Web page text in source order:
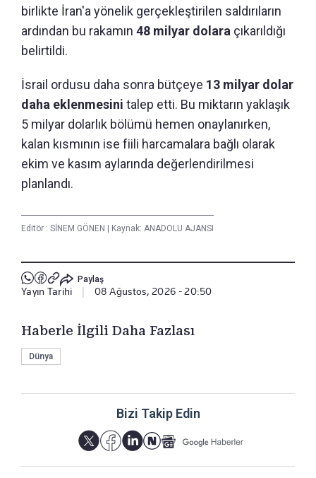
birlikte İran'a yönelik gerçekleştirilen saldırıların
ardından bu rakamın 48 milyar dolara çıkarıldığı
belirtildi.
İsrail ordusu daha sonra bütçeye 13 milyar dolar
daha eklenmesini talep etti. Bu miktarın yaklaşık
5 milyar dolarlık bölümü hemen onaylanırken,
kalan kısmının ise fiili harcamalara bağlı olarak
ekim ve kasım aylarında değerlendirilmesi
planlandı.
Editör : SİNEM GÖNEN Kaynak: ANADOLU AJANSI
Paylaş
Yayın Tarihi 08 Ağustos, 2026 - 20:50
Haberle İlgili Daha Fazlası
Dünya
Bizi Takip Edin